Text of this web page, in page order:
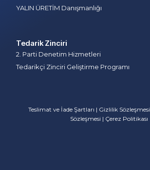
YALIN ÜRETİM Danışmanlığı
Tedarik Zinciri
2. Parti Denetim Hizmetleri
Tedarikçi Zinciri Geliştirme Programı
Teslimat ve İade Şartları | Gizlilik Sözleşmesi
Sözleşmesi | Çerez Politikası